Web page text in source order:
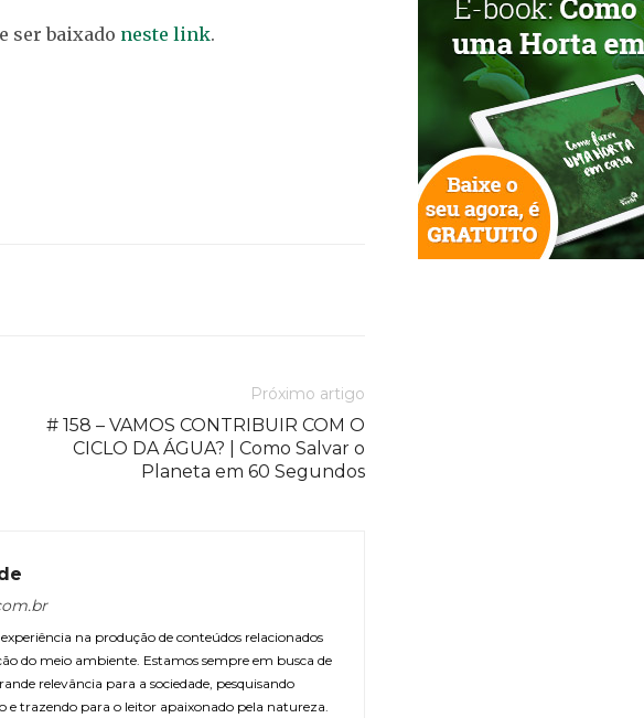
ser baixado neste link.
Próximo artigo
# 158 – VAMOS CONTRIBUIR COM O
CICLO DA ÁGUA? | Como Salvar o
Planeta em 60 Segundos
na produção de conteúdos relacionados
do meio ambiente. Estamos sempre em busca de
relevância para a sociedade, pesquisando
e trazendo para o leitor apaixonado pela natureza.